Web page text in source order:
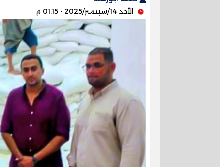
الأحد 14/سبتمبر/2025 - 01:15 م